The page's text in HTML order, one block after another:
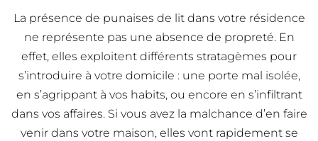
La présence de punaises de lit dans votre résidence
ne représente pas une absence de propreté. En
effet, elles exploitent différents stratagèmes pour
s’introduire à votre domicile : une porte mal isolée,
en s’agrippant à vos habits, ou encore en s’infiltrant
dans vos affaires. Si vous avez la malchance d’en faire
venir dans votre maison, elles vont rapidement se